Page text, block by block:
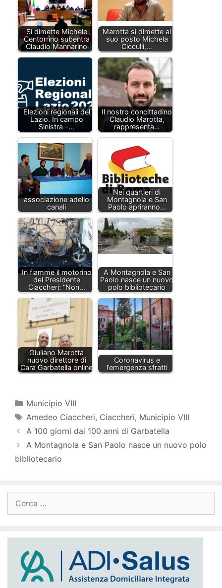
Si dimette Michele
Centorrino subentra
Claudio Mannarino
Marotta si dimette al
suo posto Michela
Cicculli,…
Elezioni regionali del
Lazio. In campo
Sinistra -…
Il nostro concittadino
Claudio Marotta,
rappresenta…
associazione adelio
canali
Nei quartieri di
Montagnola e San
Paolo apriranno…
In fiamme il motorino
del Presidente
Ciaccheri: “Non…
A Montagnola e San
Paolo nasce un nuovo
polo bibliotecario
Giuliano Marotta
nuovo direttore di
Cara Garbatella online
Coronavirus e
l’emergenza sfratti
Categorie
Municipio VIII
Tag
Amedeo Ciaccheri, Ciaccheri, Municipio VIII
A 100 giorni dai 100 anni di Garbatella
A Montagnola e San Paolo nasce un nuovo polo
bibliotecario
per: